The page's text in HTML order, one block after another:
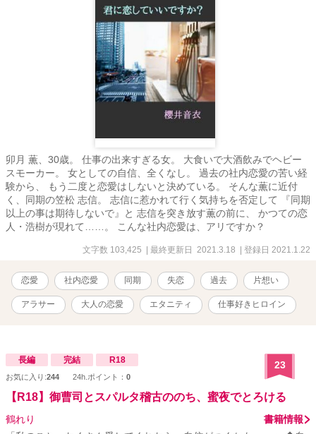
卯月 薫、30歳。 仕事の出来すぎる女。 大食いで大酒飲みでヘビー
スモーカー。 女としての自信、全くなし。 過去の社内恋愛の苦い経
験から、 もう二度と恋愛はしないと決めている。 そんな薫に近付
く、同期の笠松 志信。 志信に惹かれて行く気持ちを否定して 『同期
以上の事は期待しないで』と 志信を突き放す薫の前に、 かつての恋
人・浩樹が現れて……。 こんな社内恋愛は、アリですか？
文字数 103,425 | 最終更新日 2021.3.18 | 登録日 2021.1.22
恋愛 社内恋愛 同期 失恋 過去 片想い
アラサー 大人の恋愛 エタニティ 仕事好きヒロイン
長編 完結 R18
お気に入り:244 24h.ポイント： 0
23
【R18】御曹司とスパルタ稽古ののち、蜜夜でとろける
鶴れり
書籍情報